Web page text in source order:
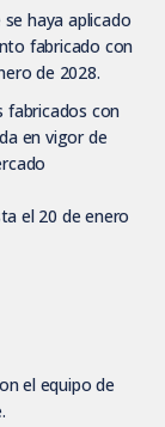
haya aplicado
fabricado con
de 2028.
fabricados con
en vigor de
el 20 de enero
el equipo de